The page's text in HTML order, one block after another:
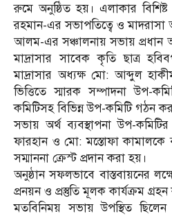
রুমে অনুষ্ঠিত হয়। এলাকার
রহমান-এর সভাপতিত্বে ও
আলম-এর সঞ্চালনায় সভায় প্রধান
মাদ্রাসার সাবেক কৃতি ছাত্র
মাদ্রাসার অধ্যক্ষ মো: আব্দুল
ভিত্তিতে স্মারক সম্পাদনা উপ-
কমিটিসহ বিভিন্ন উপ-কমিটি গঠন
সভায় অর্থ ব্যবস্থাপনা উপ-
ফারহান ও মো: মস্তোফা কামালকে
সম্মাননা ক্রেস্ট প্রদান করা হয়।
অনুষ্ঠান সফলভাবে বাস্তবায়নের
প্রনয়ন ও প্রস্তুতি মূলক কার্যক্রম
মতবিনিময় সভায় উপস্থিত